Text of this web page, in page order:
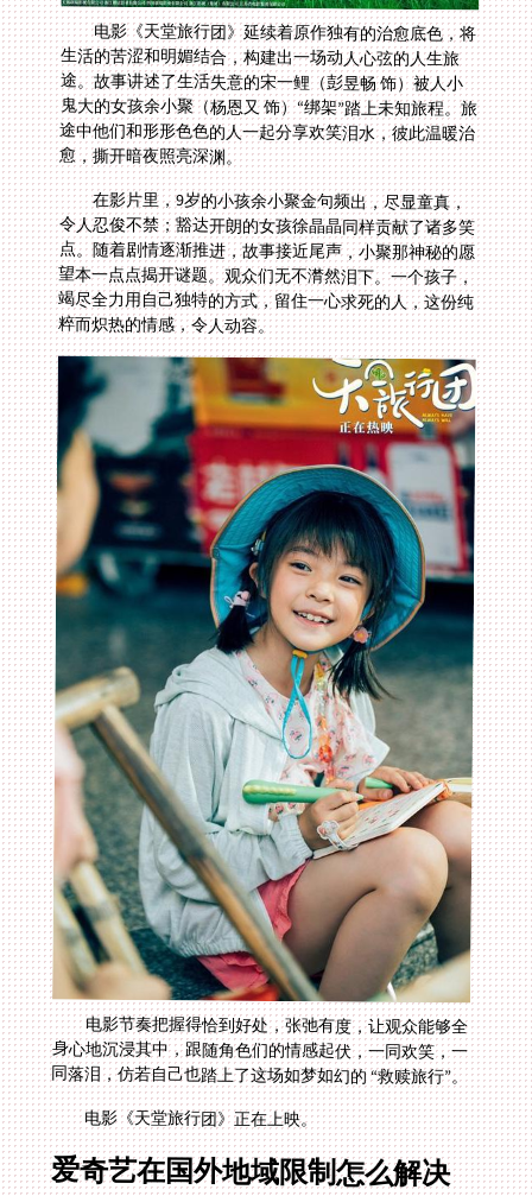
电影《天堂旅行团》延续着原作独有的治愈底色，将
生活的苦涩和明媚结合，构建出一场动人心弦的人生旅
途。故事讲述了生活失意的宋一鲤（彭昱畅 饰）被人小
鬼大的女孩余小聚（杨恩又 饰）“绑架”踏上未知旅程。旅
途中他们和形形色色的人一起分享欢笑泪水，彼此温暖治
愈，撕开暗夜照亮深渊。
在影片里，9岁的小孩余小聚金句频出，尽显童真，
令人忍俊不禁；豁达开朗的女孩徐晶晶同样贡献了诸多笑
点。随着剧情逐渐推进，故事接近尾声，小聚那神秘的愿
望本一点点揭开谜题。观众们无不潸然泪下。一个孩子，
竭尽全力用自己独特的方式，留住一心求死的人，这份纯
粹而炽热的情感，令人动容。
电影节奏把握得恰到好处，张弛有度，让观众能够全
身心地沉浸其中，跟随角色们的情感起伏，一同欢笑，一
同落泪，仿若自己也踏上了这场如梦如幻的 “救赎旅行”。
电影《天堂旅行团》正在上映。
爱奇艺在国外地域限制怎么解决